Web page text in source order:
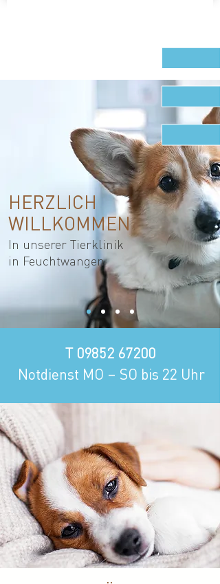
HERZLICH
WILLKOMMEN
In unserer Tierklinik
in Feuchtwangen
T 09852 67200
Notdienst MO – SO bis 22 Uhr